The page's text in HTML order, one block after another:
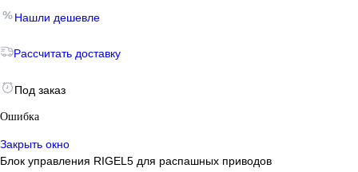
Нашли дешевле
Рассчитать доставку
Под заказ
Ошибка
Закрыть окно
Блок управления RIGEL5 для распашных приводов